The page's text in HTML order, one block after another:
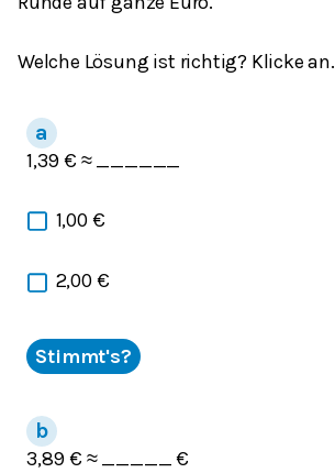
Welche Lösung ist richtig? Klicke an.
1,39 € ≈ ______
1,00 €
2,00 €
Stimmt's?
3,89 € ≈ _____ €